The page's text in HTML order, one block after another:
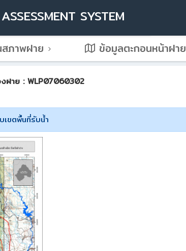
SYSTEM
สภาพฝาย ข้อมูลตะกอนหน้าฝาย
ฝาย : WLP07060302
ขตพื้นที่รับน้ำ